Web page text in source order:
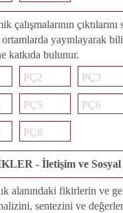
çalışmalarının çıktılarını
yayınlayarak
katkıda bulunur.
PÇ2 PÇ3
PÇ5 PÇ6
PÇ8
- İletişim ve
alanındaki fikirlerin ve
sentezini ve